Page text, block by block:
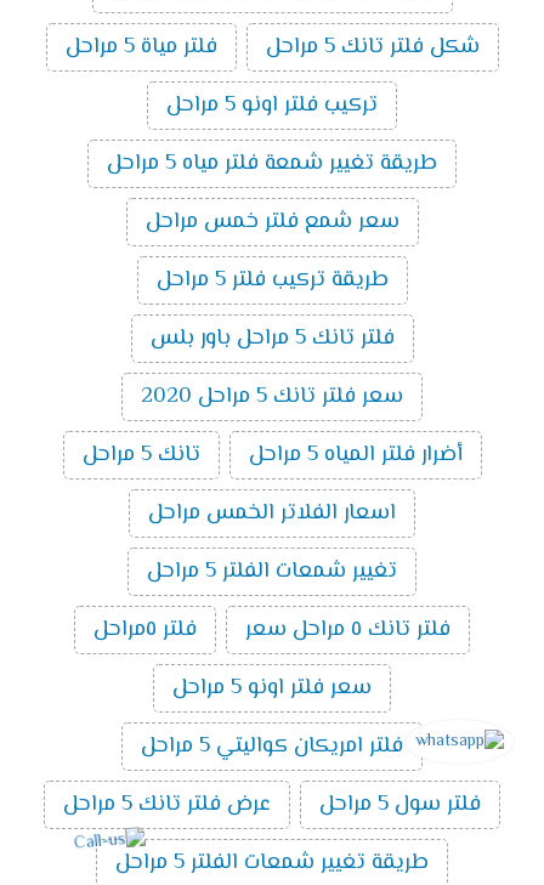
شكل فلتر تانك 5 مراحل
فلتر مياة 5 مراحل
تركيب فلتر اونو 5 مراحل
طريقة تغيير شمعة فلتر مياه 5 مراحل
سعر شمع فلتر خمس مراحل
طريقة تركيب فلتر 5 مراحل
فلتر تانك 5 مراحل باور بلس
سعر فلتر تانك 5 مراحل 2020
أضرار فلتر المياه 5 مراحل
تانك 5 مراحل
اسعار الفلاتر الخمس مراحل
تغيير شمعات الفلتر 5 مراحل
فلتر تانك ٥ مراحل سعر
فلتر ٥مراحل
سعر فلتر اونو 5 مراحل
فلتر امريكان كواليتي 5 مراحل
فلتر سول 5 مراحل
عرض فلتر تانك 5 مراحل
طريقة تغيير شمعات الفلتر 5 مراحل